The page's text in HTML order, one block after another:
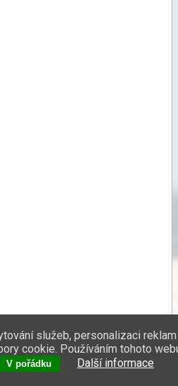
služeb, personalizaci reklam
cookie. Používáním tohoto
V pořádku Další informace